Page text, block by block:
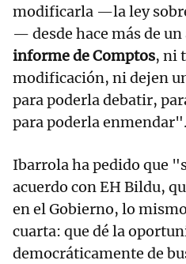
modificarla —la ley
— desde hace más de
informe de Comptos, ni
modificación, ni dejen
para poderla debatir,
para poderla enmendar".
Ibarrola ha pedido que
acuerdo con EH Bildu,
en el Gobierno, lo
cuarta: que dé la
democráticamente de